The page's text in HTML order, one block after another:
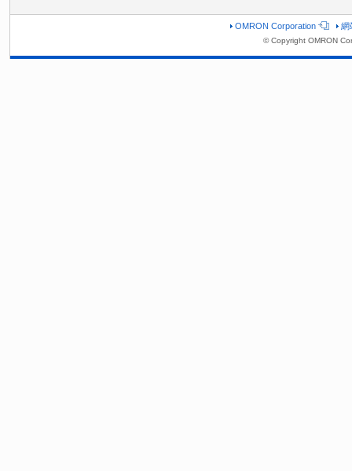
OMRON Corporation 網
© Copyright OMRON